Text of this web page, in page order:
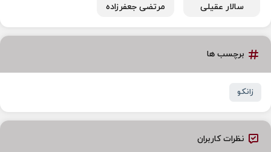
سالار عقیلی مرتضی جعفرزاده
برچسب ها
زانکو
نظرات کاربران